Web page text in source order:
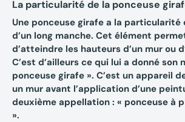
La particularité de la ponceuse
Une ponceuse girafe a la particularité
d’un long manche. Cet élément
d’atteindre les hauteurs d’un mur ou
C’est d’ailleurs ce qui lui a donné son
ponceuse girafe ». C’est un appareil
un mur avant l’application d’une
deuxième appellation : « ponceuse à
».